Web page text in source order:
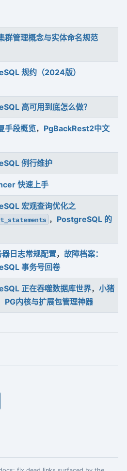
群管理概念与实体命名规范
规约（2024版）
高可用到底怎么做？
手段概览， PgBackRest2中文
例行维护
快速上手
宏观查询优化之
， PostgreSQL 的
器日志常规配置， 故障档案：
事务号回卷
正在吞噬数据库世界， 小猪
PG内核与扩展包管理神器